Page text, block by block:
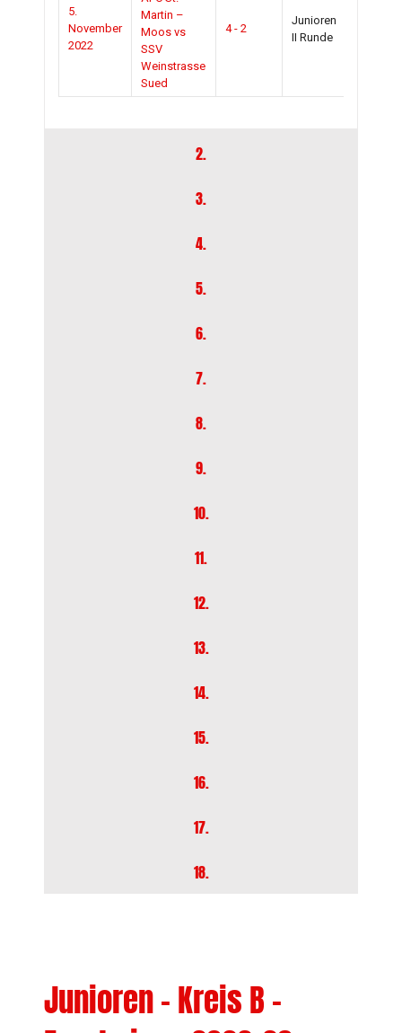
5.
November
2022
Martin –
Moos vs
SSV
Weinstrasse
Sued
4 - 2
Junioren
II Runde
2.
3.
4.
5.
6.
7.
8.
9.
10.
11.
12.
13.
14.
15.
16.
17.
18.
Junioren – Kreis B –